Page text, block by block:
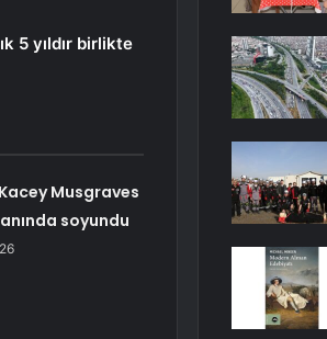
5 yıldır birlikte
Musgraves
soyundu